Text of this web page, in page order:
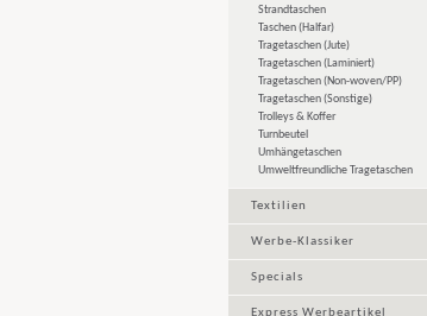
Strandtaschen
Taschen (Halfar)
Tragetaschen (Jute)
Tragetaschen (Laminiert)
Tragetaschen (Non-woven/PP)
Tragetaschen (Sonstige)
Trolleys & Koffer
Turnbeutel
Umhängetaschen
Umweltfreundliche Tragetaschen
Textilien
Werbe-Klassiker
Specials
Express Werbeartikel